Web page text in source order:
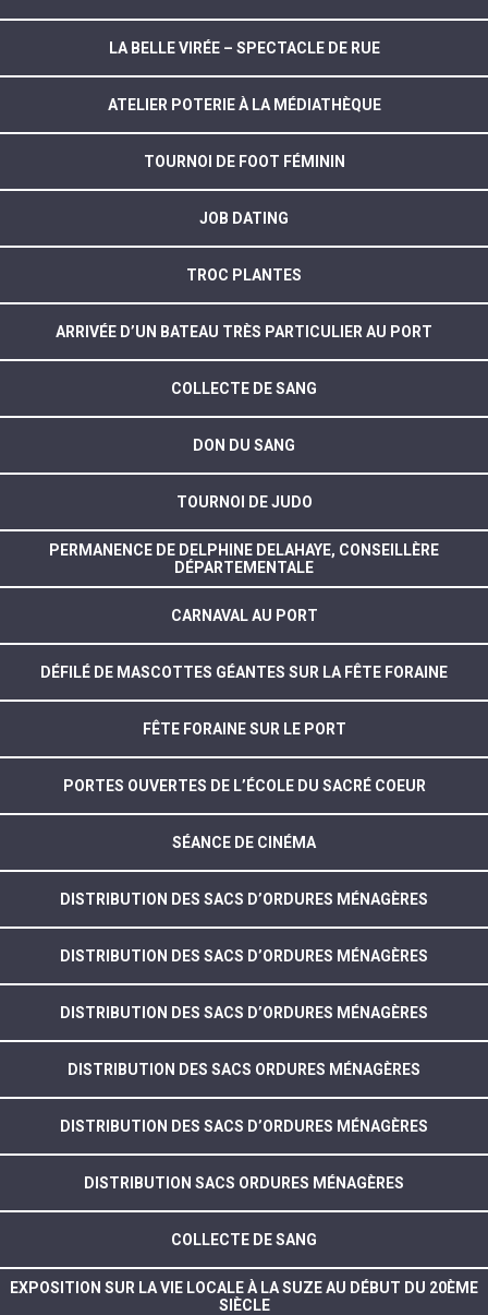
LA BELLE VIRÉE – SPECTACLE DE RUE
ATELIER POTERIE À LA MÉDIATHÈQUE
TOURNOI DE FOOT FÉMININ
JOB DATING
TROC PLANTES
ARRIVÉE D’UN BATEAU TRÈS PARTICULIER AU PORT
COLLECTE DE SANG
DON DU SANG
TOURNOI DE JUDO
PERMANENCE DE DELPHINE DELAHAYE, CONSEILLÈRE
DÉPARTEMENTALE
CARNAVAL AU PORT
DÉFILÉ DE MASCOTTES GÉANTES SUR LA FÊTE FORAINE
FÊTE FORAINE SUR LE PORT
PORTES OUVERTES DE L’ÉCOLE DU SACRÉ COEUR
SÉANCE DE CINÉMA
DISTRIBUTION DES SACS D’ORDURES MÉNAGÈRES
DISTRIBUTION DES SACS D’ORDURES MÉNAGÈRES
DISTRIBUTION DES SACS D’ORDURES MÉNAGÈRES
DISTRIBUTION DES SACS ORDURES MÉNAGÈRES
DISTRIBUTION DES SACS D’ORDURES MÉNAGÈRES
DISTRIBUTION SACS ORDURES MÉNAGÈRES
COLLECTE DE SANG
EXPOSITION SUR LA VIE LOCALE À LA SUZE AU DÉBUT DU 20ÈME
SIÈCLE